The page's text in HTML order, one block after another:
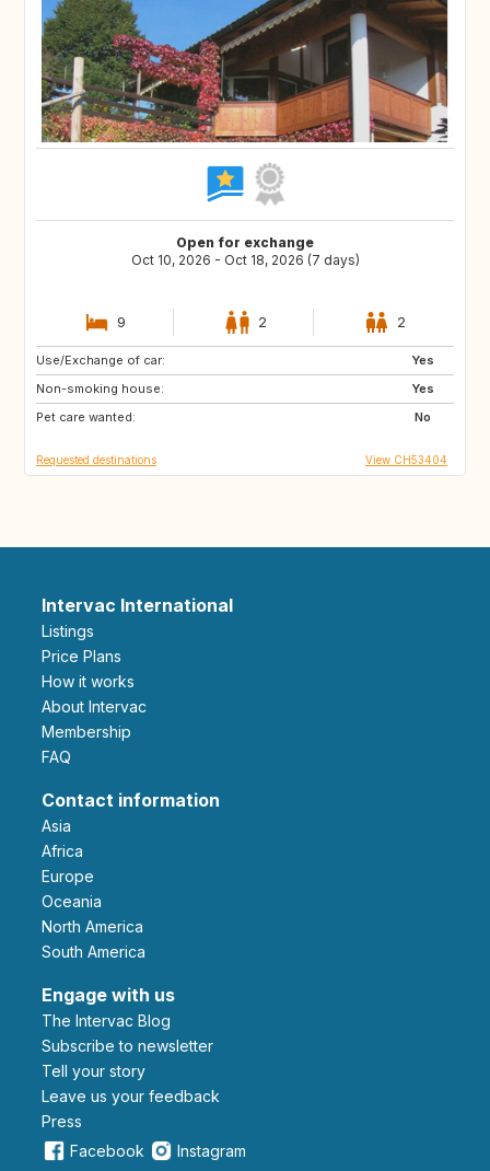
Open for exchange
Oct 10, 2026 - Oct 18, 2026 (7 days)
9 2 2
Use/Exchange of car:
Yes
Non-smoking house:
Yes
Pet care wanted:
No
SE
NO
BE
Requested destinations View CH53404
Intervac International
Listings
Price Plans
How it works
About Intervac
Membership
FAQ
Contact information
Asia
Africa
Europe
Oceania
North America
South America
Engage with us
The Intervac Blog
Subscribe to newsletter
Tell your story
leave us your feedback
Press
Facebook
Instagram